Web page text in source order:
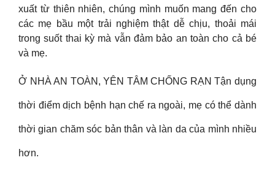
xuất từ thiên nhiên, chúng mình muốn mang đến cho
các mẹ bầu một trải nghiệm thật dễ chịu, thoải mái
trong suốt thai kỳ mà vẫn đảm bảo an toàn cho cả bé
và mẹ.
Ở NHÀ AN TOÀN, YÊN TÂM CHỐNG RẠN Tận dụng
thời điểm dịch bệnh hạn chế ra ngoài, mẹ có thể dành
thời gian chăm sóc bản thân và làn da của mình nhiều
hơn.